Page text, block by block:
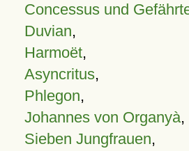
Concessus und
Duvian,
Harmoët,
Asyncritus,
Phlegon,
Johannes von Organyà,
Sieben Jungfrauen,